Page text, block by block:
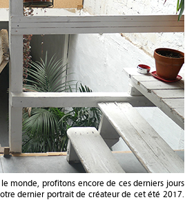
monde, profitons encore de ces derniers jours
dernier portrait de créateur de cet été 2017.